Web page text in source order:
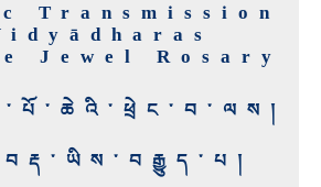
Transmission
Jewel Rosary